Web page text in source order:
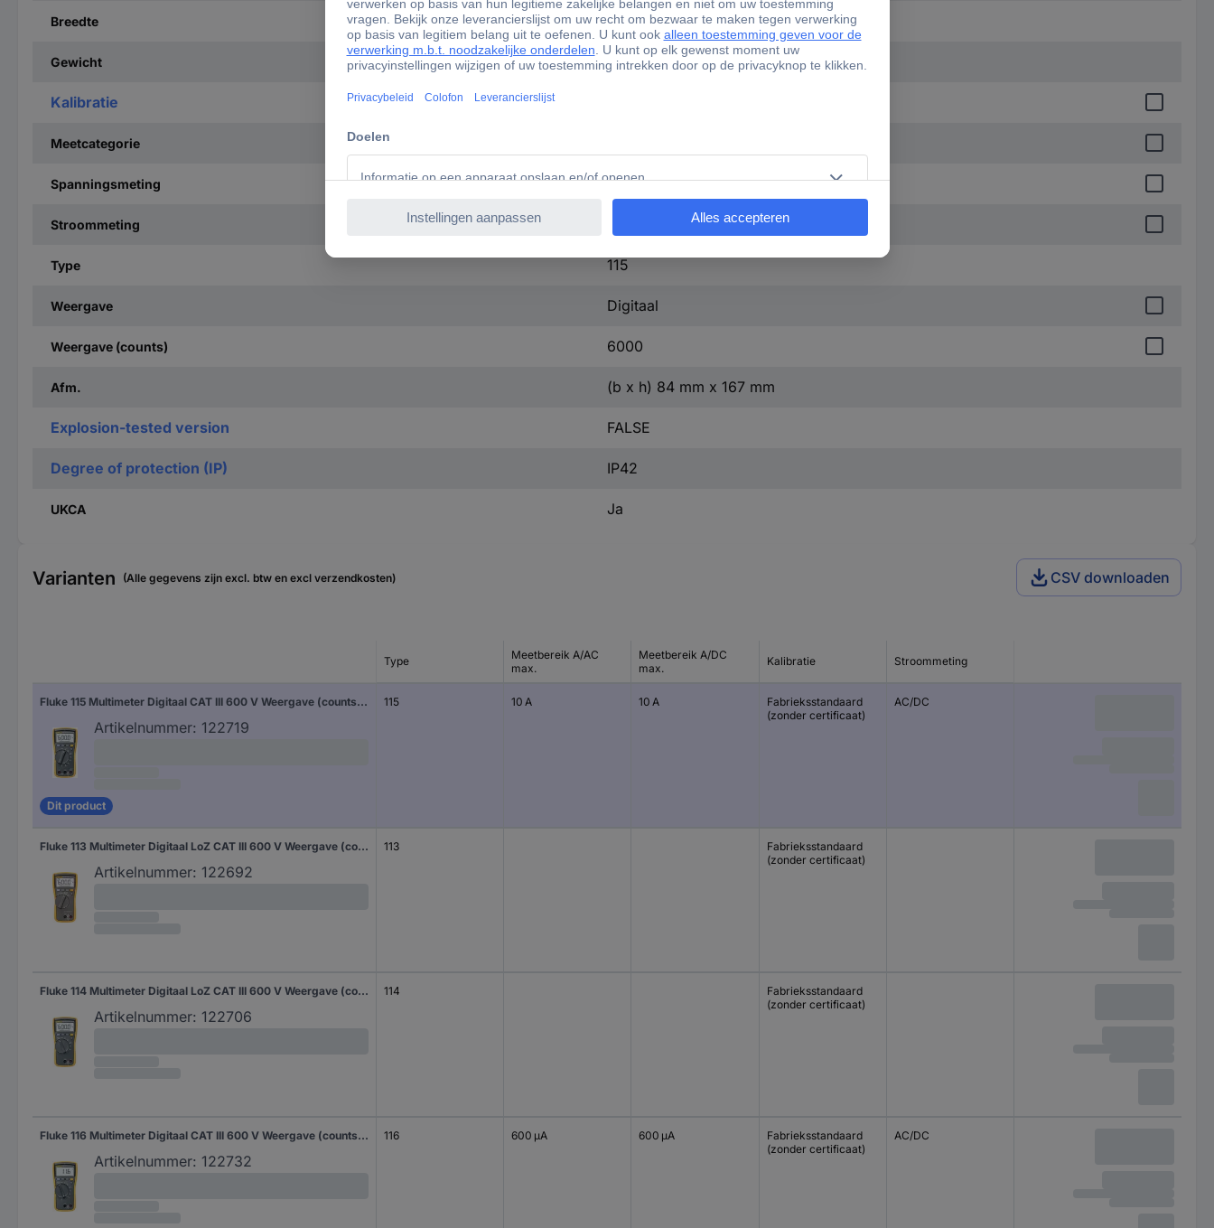
Breedte 84 mm
Gewicht 550 g
Kalibratie
Meetcategorie
Spanningsmeting AC/DC
Stroommeting
Type 115
Weergave Digitaal
Weergave (counts) 6000
Afm. (b x h) 84 mm x 167 mm
Explosion-tested version FALSE
Degree of protection (IP) IP42
UKCA Ja
Varianten (Alle gegevens zijn excl. btw en excl verzendkosten) CSV downloaden
Type
Meetbereik A/AC
max.
Meetbereik A/DC
max.
Kalibratie Stroommeting
Fluke 115 Multimeter Digitaal CAT III 600 V Weergave (counts): 6000
Artikelnummer: 122719
Dit product
115 10 A 10 A
Fabrieksstandaard
(zonder certificaat)
AC/DC
Fluke 113 Multimeter Digitaal LoZ CAT III 600 V Weergave (counts): 6000
Artikelnummer: 122692
113
Fabrieksstandaard
(zonder certificaat)
Fluke 114 Multimeter Digitaal LoZ CAT III 600 V Weergave (counts): 6000
Artikelnummer: 122706
114
Fabrieksstandaard
(zonder certificaat)
Fluke 116 Multimeter Digitaal CAT III 600 V Weergave (counts): 6000
Artikelnummer: 122732
116 600 µA 600 µA
Fabrieksstandaard
(zonder certificaat)
AC/DC